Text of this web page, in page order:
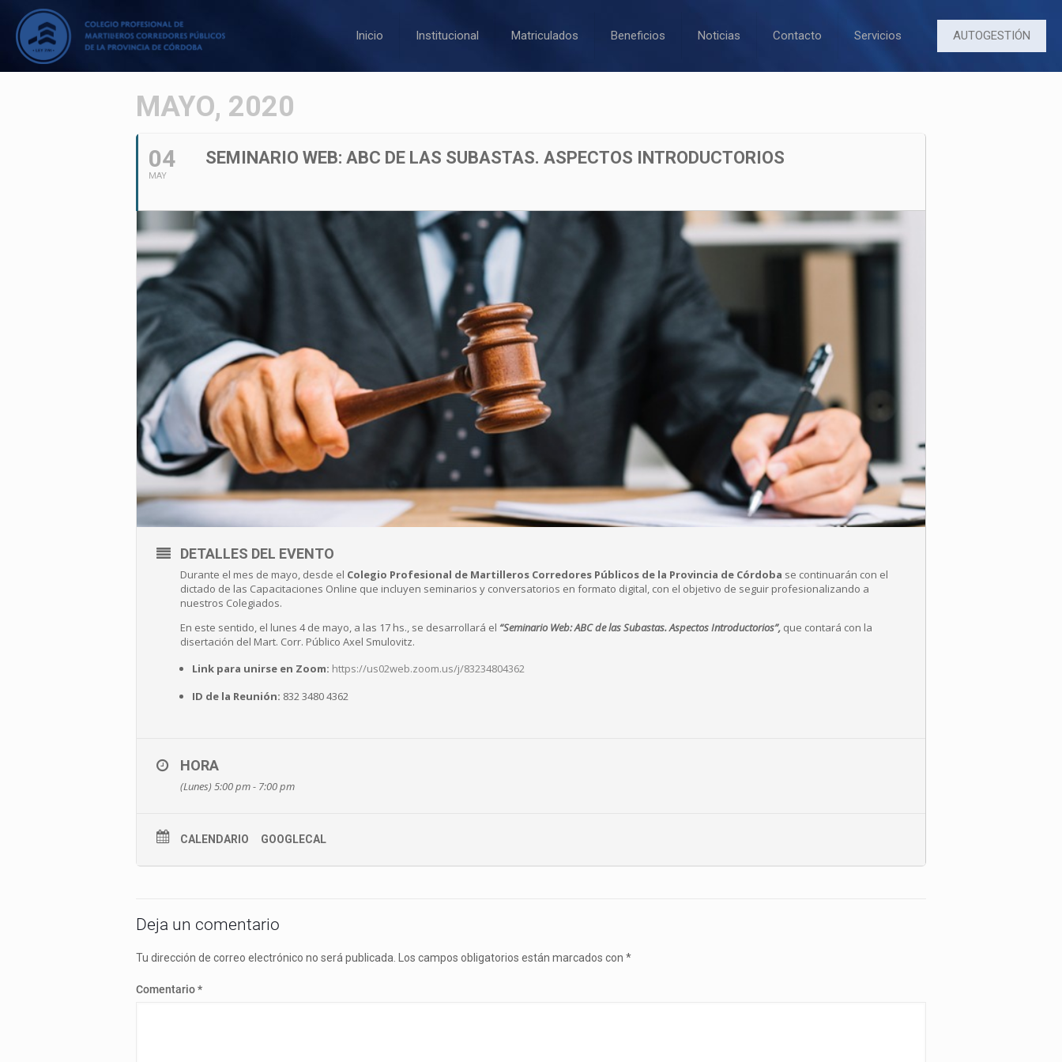
Inicio Institucional Matriculados Beneficios Noticias Contacto Servicios AUTOGESTIÓN
MAYO, 2020
04
MAY
SEMINARIO WEB: ABC DE LAS SUBASTAS. ASPECTOS INTRODUCTORIOS
DETALLES DEL EVENTO
Durante el mes de mayo, desde el Colegio Profesional de Martilleros Corredores Públicos de la Provincia de Córdoba se continuarán con el
dictado de las Capacitaciones Online que incluyen seminarios y conversatorios en formato digital, con el objetivo de seguir profesionalizando a
nuestros Colegiados.
En este sentido, el lunes 4 de mayo, a las 17 hs., se desarrollará el “Seminario Web: ABC de las Subastas. Aspectos Introductorios”, que contará con la
disertación del Mart. Corr. Público Axel Smulovitz.
Link para unirse en Zoom: https://us02web.zoom.us/j/83234804362
ID de la Reunión: 832 3480 4362
HORA
(Lunes) 5:00 pm - 7:00 pm
CALENDARIO GOOGLECAL
Deja un comentario
Tu dirección de correo electrónico no será publicada. Los campos obligatorios están marcados con *
Comentario*